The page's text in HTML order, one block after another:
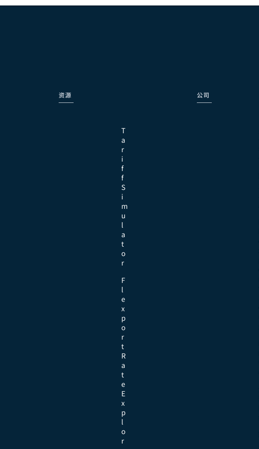
资源
T
a
r
i
f
f
S
i
m
u
l
a
t
o
r
F
l
e
x
p
o
r
t
R
a
t
e
E
x
p
l
o
r
公司